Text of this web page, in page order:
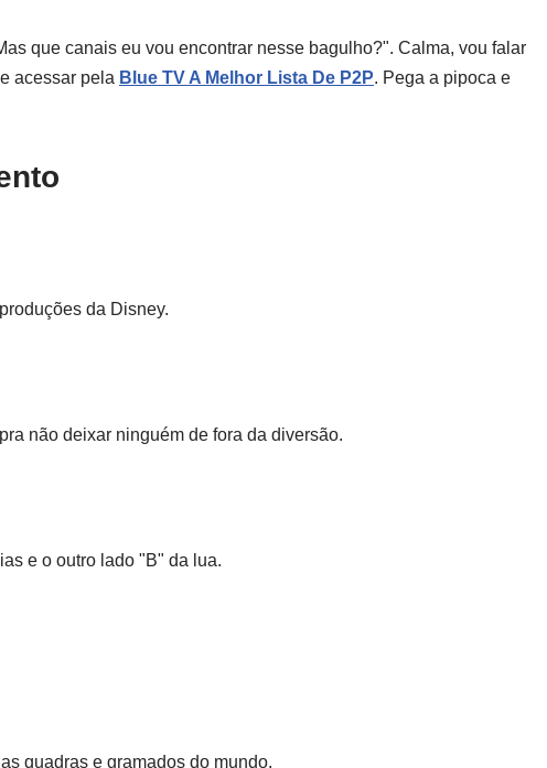
que canais eu vou encontrar nesse bagulho?". Calma, vou falar
acessar pela Blue TV A Melhor Lista De P2P. Pega a pipoca e
da Disney.
não deixar ninguém de fora da diversão.
e o outro lado "B" da lua.
quadras e gramados do mundo.